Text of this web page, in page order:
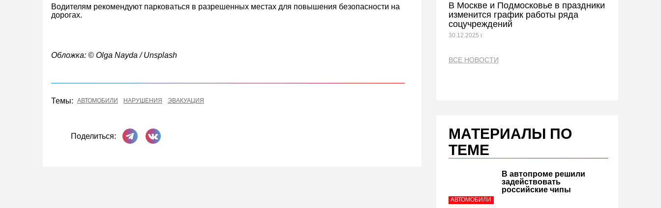
Водителям рекомендуют парковаться в разрешенных местах для повышения безопасности на
дорогах.
Обложка: © Olga Nayda / Unsplash
Темы: АВТОМОБИЛИ НАРУШЕНИЯ ЭВАКУАЦИЯ
Поделиться:
Поделиться в Телеграме
Поделиться ВКонтакте
В Москве и Подмосковье в праздники
изменится график работы ряда
соцучреждений
30.12.2025 г.
ВСЕ НОВОСТИ
МАТЕРИАЛЫ ПО
ТЕМЕ
АВТОМОБИЛИ
В автопроме решили
задействовать
российские чипы